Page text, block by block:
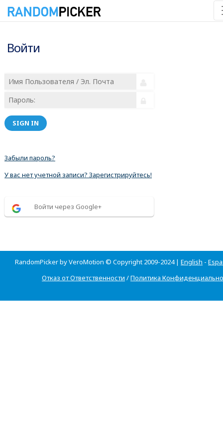
Войти
SIGN IN
Забыли пароль?
У вас нет учетной записи? Зарегистрируйтесь!
Войти через Google+
RandomPicker by VeroMotion © Copyright 2009-2024 | English -
Отказ от Ответственности /Политика